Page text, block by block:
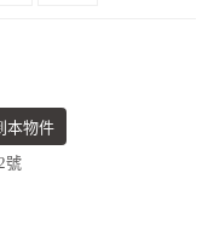
本物件
號